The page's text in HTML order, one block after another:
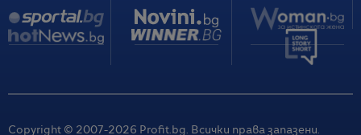
Copyright © 2007-2026 Profit.bg. Всички права запазени.